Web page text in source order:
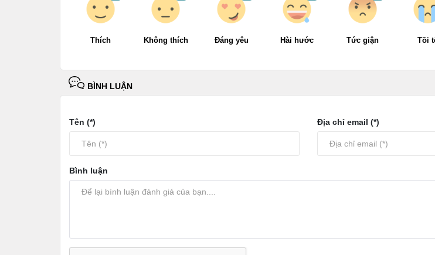
Thích Không thích Đáng yêu Hài hước Tức giận Tồi
BÌNH LUẬN
Tên (*) Địa chỉ email (*)
Bình luận